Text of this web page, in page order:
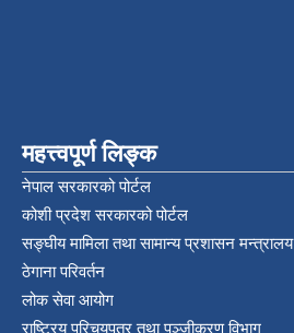
महत्त्वपूर्ण लिङ्क
नेपाल सरकारको पोर्टल
कोशी प्रदेश सरकारको पोर्टल
सङ्‍घीय मामिला तथा सामान्य प्रशासन मन्त्रालय
ठेगाना परिवर्तन
लोक सेवा आयोग
राष्ट्रिय परिचयपत्र तथा पञ्‍जीकरण विभाग